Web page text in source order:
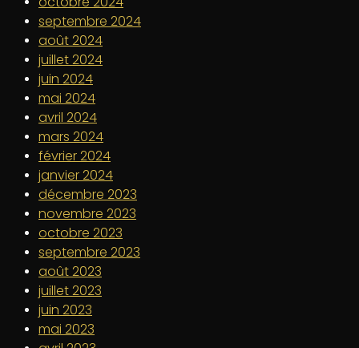
septembre 2024
août 2024
juillet 2024
juin 2024
mai 2024
avril 2024
mars 2024
février 2024
janvier 2024
décembre 2023
novembre 2023
octobre 2023
septembre 2023
août 2023
juillet 2023
juin 2023
mai 2023